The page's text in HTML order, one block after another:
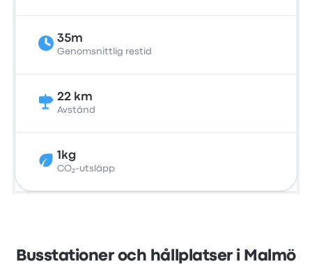
35m
Genomsnittlig restid
22 km
Avstånd
1kg
CO₂-utsläpp
Busstationer och hållplatser i Malmö